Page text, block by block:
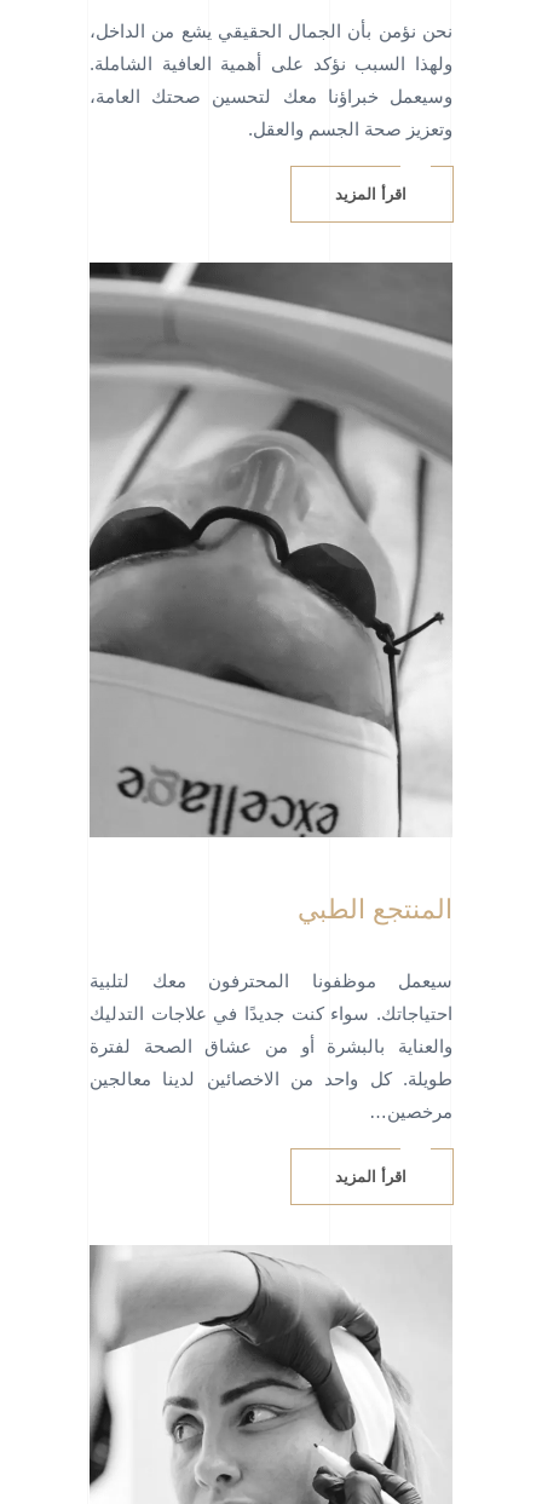
نحن نؤمن بأن الجمال الحقيقي يشع من الداخل،
ولهذا السبب نؤكد على أهمية العافية الشاملة.
وسيعمل خبراؤنا معك لتحسين صحتك العامة،
وتعزيز صحة الجسم والعقل.
اقرأ المزيد
المنتجع الطبي
سيعمل موظفونا المحترفون معك لتلبية
احتياجاتك. سواء كنت جديدًا في علاجات التدليك
والعناية بالبشرة أو من عشاق الصحة لفترة
طويلة. كل واحد من الاخصائين لدينا معالجين
مرخصين…
اقرأ المزيد